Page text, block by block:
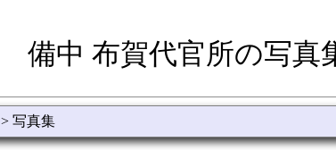
備中 布賀代官所の写真
> 写真集